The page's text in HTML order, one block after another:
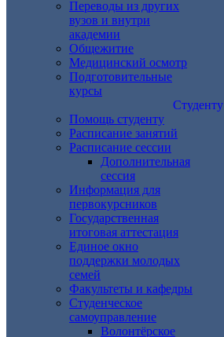
Переводы из других
вузов и внутри
академии
Общежитие
Медицинский осмотр
Подготовительные
курсы
Студенту
Помощь студенту
Расписание занятий
Расписание сессии
Дополнительная
сессия
Информация для
первокурсников
Государственная
итоговая аттестация
Единое окно
поддержки молодых
семей
Факультеты и кафедры
Студенческое
самоуправление
Волонтёрское